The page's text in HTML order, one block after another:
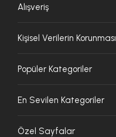
Alışveriş
Kişisel Verilerin Korunması
Popüler Kategoriler
En Sevilen Kategoriler
Özel Sayfalar